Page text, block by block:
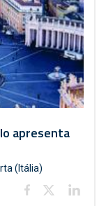
apresenta
(Itália)